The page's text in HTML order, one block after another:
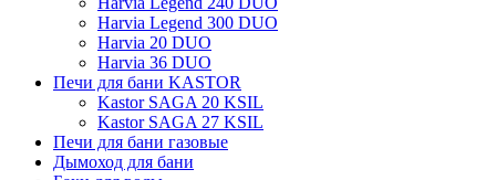
Harvia Legend 300 DUO
Harvia 20 DUO
Harvia 36 DUO
Печи для бани KASTOR
Kastor SAGA 20 KSIL
Kastor SAGA 27 KSIL
Печи для бани газовые
Дымоход для бани